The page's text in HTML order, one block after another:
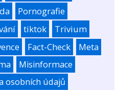
Pornografie
tiktok
Trivium
Fact-Check
Meta
Misinformace
osobních údajů